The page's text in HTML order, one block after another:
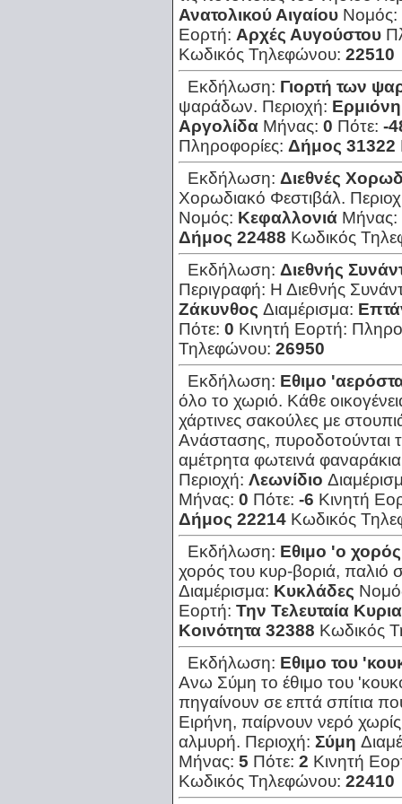
Ανατολικού Αιγαίου Νομός:
Εορτή: Αρχές Αυγούστου
Κωδικός Τηλεφώνου: 22510
Εκδήλωση: Γιορτή των
ψαράδων. Περιοχή: Ερμιόνη
Αργολίδα Μήνας: 0 Πότε: -
Πληροφορίες: Δήμος 31322
Εκδήλωση: Διεθνές
Χορωδιακό Φεστιβάλ.
Νομός: Κεφαλλονιά Μήνας:
Δήμος 22488 Κωδικός
Εκδήλωση: Διεθνής
Περιγραφή: Η Διεθνής
Ζάκυνθος Διαμέρισμα:
Πότε: 0 Κινητή Εορτή:
Τηλεφώνου: 26950
Εκδήλωση: Εθιμο
όλο το χωριό. Κάθε
χάρτινες σακούλες με
Ανάστασης, πυροδοτούνται
αμέτρητα φωτεινά
Περιοχή: Λεωνίδιο
Μήνας: 0 Πότε: -6 Κινητή
Δήμος 22214 Κωδικός
Εκδήλωση: Εθιμο 'ο
χορός του κυρ-βοριά, παλιό
Διαμέρισμα: Κυκλάδες
Εορτή: Την Τελευταία
Κοινότητα 32388 Κωδικός
Εκδήλωση: Εθιμο του
Ανω Σύμη το έθιμο του
πηγαίνουν σε επτά σπίτια
Ειρήνη, παίρνουν νερό
αλμυρή. Περιοχή: Σύμη
Μήνας: 5 Πότε: 2 Κινητή
Κωδικός Τηλεφώνου: 22410